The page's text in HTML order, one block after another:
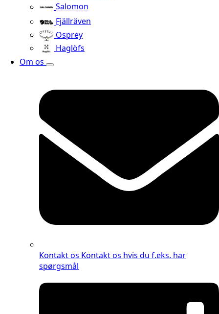
Salomon
Fjällräven
Osprey
Haglöfs
Om os
Kontakt os Kontakt os hvis du f.eks. har
spørgsmål